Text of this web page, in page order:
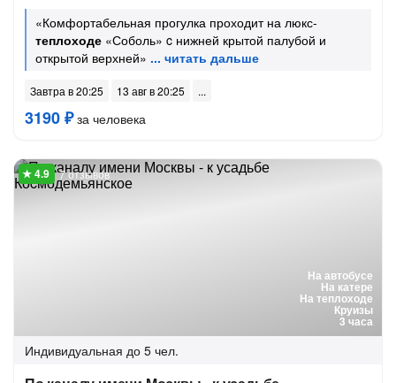
«Комфортабельная прогулка проходит на люкс-
теплоходе «Соболь» c нижней крытой палубой и
открытой верхней»
Завтра в 20:25 13 авг в 20:25
3190 ₽за человека
На автобусе
На катере
На теплоходе
Круизы
3 часа
7 отзывов
Индивидуальная до 5 чел.